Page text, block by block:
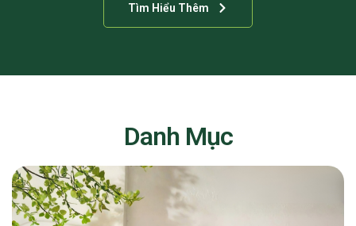
Tìm Hiểu Thêm
Danh Mục